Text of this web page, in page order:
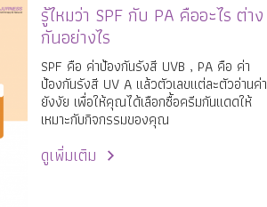
รู้ไหมว่า SPF กับ PA คืออะไร ต่าง
กันอย่างไร
SPF คือ ค่าป้องกันรังสี UVB , PA คือ ค่า
ป้องกันรังสี UV A แล้วตัวเลขแต่ละตัวอ่านค่า
ยังงัย เพื่อให้คุณได้เลือกซื้อครีมกันแดดให้
เหมาะกับกิจกรรมของคุณ
ดูเพิ่มเติม